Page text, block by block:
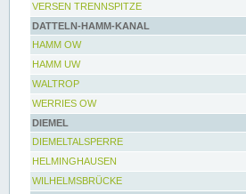
VERSEN TRENNSPITZE
DATTELN-HAMM-KANAL
HAMM OW
HAMM UW
WALTROP
WERRIES OW
DIEMEL
DIEMELTALSPERRE
HELMINGHAUSEN
WILHELMSBRÜCKE